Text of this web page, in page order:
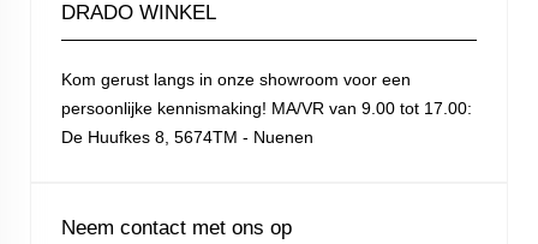
DRADO WINKEL
Kom gerust langs in onze showroom voor een
persoonlijke kennismaking! MA/VR van 9.00 tot 17.00:
De Huufkes 8, 5674TM - Nuenen
Neem contact met ons op